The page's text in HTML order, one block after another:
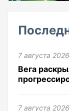
7 августа
Вега
7 августа